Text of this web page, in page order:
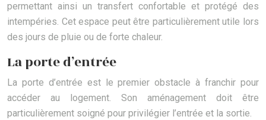
permettant ainsi un transfert confortable et protégé des
intempéries. Cet espace peut être particulièrement utile lors
des jours de pluie ou de forte chaleur.
La porte d’entrée
La porte d’entrée est le premier obstacle à franchir pour
accéder au logement. Son aménagement doit être
particulièrement soigné pour privilégier l’entrée et la sortie.